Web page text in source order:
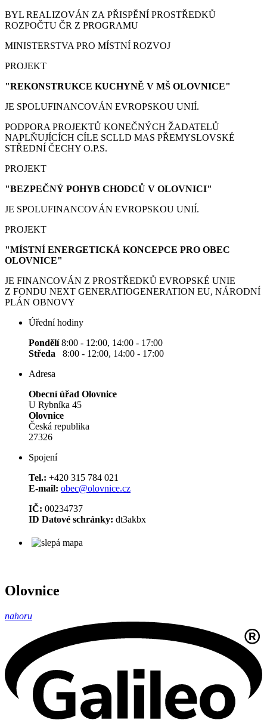
BYL REALIZOVÁN ZA PŘISPĚNÍ PROSTŘEDKŮ
ROZPOČTU ČR Z PROGRAMU
MINISTERSTVA PRO MÍSTNÍ ROZVOJ
PROJEKT
"REKONSTRUKCE KUCHYNĚ V MŠ OLOVNICE"
JE SPOLUFINANCOVÁN EVROPSKOU UNIÍ.
PODPORA PROJEKTŮ KONEČNÝCH ŽADATELŮ
NAPLŇUJÍCÍCH CÍLE SCLLD MAS PŘEMYSLOVSKÉ
STŘEDNÍ ČECHY O.P.S.
PROJEKT
"BEZPEČNÝ POHYB CHODCŮ V OLOVNICI"
JE SPOLUFINANCOVÁN EVROPSKOU UNIÍ.
PROJEKT
"MÍSTNÍ ENERGETICKÁ KONCEPCE PRO OBEC
OLOVNICE"
JE FINANCOVÁN Z PROSTŘEDKŮ EVROPSKÉ UNIE
Z FONDU NEXT GENERATIOGENERATION EU, NÁRODNÍ
PLÁN OBNOVY
Úřední hodiny
Pondělí8:00 - 12:00, 14:00 - 17:00
Středa 8:00 - 12:00, 14:00 - 17:00
Adresa
Obecní úřad Olovnice
U Rybníka 45
Olovnice
Česká republika
27326
Spojení
Tel.: +420 315 784 021
E-mail: obec@olovnice.cz
IČ: 00234737
ID Datové schránky: dt3akbx
Olovnice
nahoru